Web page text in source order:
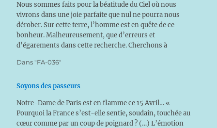
Nous sommes faits pour la béatitude du Ciel où nous
vivrons dans une joie parfaite que nul ne pourra nous
dérober. Sur cette terre, l’homme est en quête de ce
bonheur. Malheureusement, que d’erreurs et
d’égarements dans cette recherche. Cherchons à
Dans "FA-036"
Soyons des passeurs
Notre-Dame de Paris est en flamme ce 15 Avril… «
Pourquoi la France s’est-elle sentie, soudain, touchée au
cœur comme par un coup de poignard ? (…) L’émotion